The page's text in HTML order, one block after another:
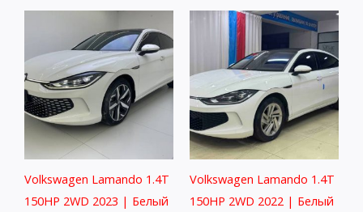
Volkswagen Lamando 1.4T
150HP 2WD 2023 | Белый
Volkswagen Lamando 1.4T
150HP 2WD 2022 | Белый